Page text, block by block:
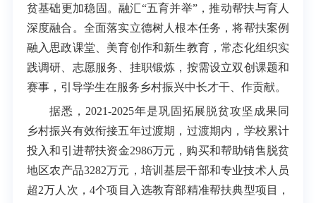
贫基础更加稳固。融汇“五育并举”，推动帮扶与育人
深度融合。全面落实立德树人根本任务，将帮扶案例
融入思政课堂、美育创作和新生教育，常态化组织实
践调研、志愿服务、挂职锻炼，按需设立双创课题和
赛事，引导学生在服务乡村振兴中长才干、作贡献。
据悉，2021-2025年是巩固拓展脱贫攻坚成果同
乡村振兴有效衔接五年过渡期，过渡期内，学校累计
投入和引进帮扶资金2986万元，购买和帮助销售脱贫
地区农产品3282万元，培训基层干部和专业技术人员
超2万人次，4个项目入选教育部精准帮扶典型项目，